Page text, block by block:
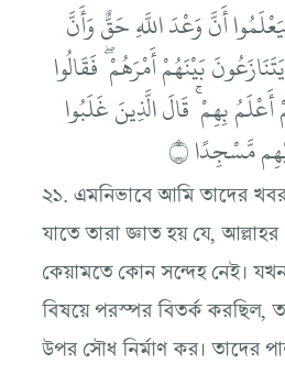
أَنَّ وَعْدَ اللَّهِ حَقٌّ وَأَنَّ
بَيْنَهُمْ أَمْرَهُمْ ۖ فَقَالُوا
أَعْلَمُ بِهِمْ ۚ قَالَ الَّذِينَ غَلَبُوا
مَّسْجِدًا
২১. এমনিভাবে আমি তাদের খবর
যাতে তারা জ্ঞাত হয় যে,
কেয়ামতে কোন সন্দেহ নেই।
বিষয়ে পরস্পর বিতর্ক করছিল,
উপর সৌধ নির্মাণ কর। তাদের